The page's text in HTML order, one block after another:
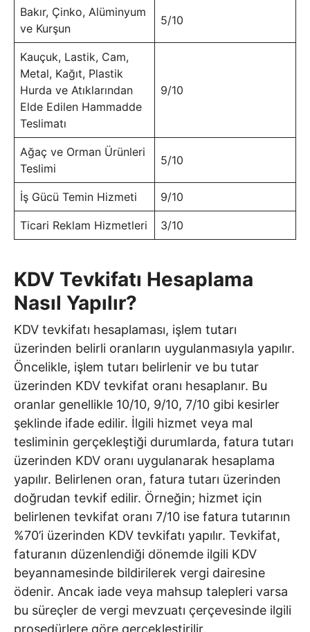
Bakır, Çinko, Alüminyum
ve Kurşun
5/10
Kauçuk, Lastik, Cam,
Metal, Kağıt, Plastik
Hurda ve Atıklarından
Elde Edilen Hammadde
Teslimatı
9/10
Ağaç ve Orman Ürünleri
Teslimi
5/10
İş Gücü Temin Hizmeti 9/10
Ticari Reklam Hizmetleri 3/10
KDV Tevkifatı Hesaplama
Nasıl Yapılır?
KDV tevkifatı hesaplaması, işlem tutarı
üzerinden belirli oranların uygulanmasıyla yapılır.
Öncelikle, işlem tutarı belirlenir ve bu tutar
üzerinden KDV tevkifat oranı hesaplanır. Bu
oranlar genellikle 10/10, 9/10, 7/10 gibi kesirler
şeklinde ifade edilir. İlgili hizmet veya mal
tesliminin gerçekleştiği durumlarda, fatura tutarı
üzerinden KDV oranı uygulanarak hesaplama
yapılır. Belirlenen oran, fatura tutarı üzerinden
doğrudan tevkif edilir. Örneğin; hizmet için
belirlenen tevkifat oranı 7/10 ise fatura tutarının
%70’i üzerinden KDV tevkifatı yapılır. Tevkifat,
faturanın düzenlendiği dönemde ilgili KDV
beyannamesinde bildirilerek vergi dairesine
ödenir. Ancak iade veya mahsup talepleri varsa
bu süreçler de vergi mevzuatı çerçevesinde ilgili
prosedürlere göre gerçekleştirilir.